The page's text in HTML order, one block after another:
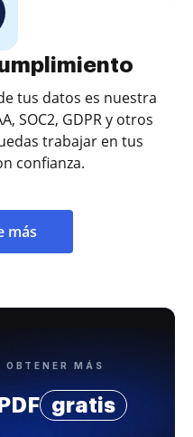
tus datos es nuestra
SOC2, GDPR y otros
trabajar en tus
confianza.
más
MÁS
gratis